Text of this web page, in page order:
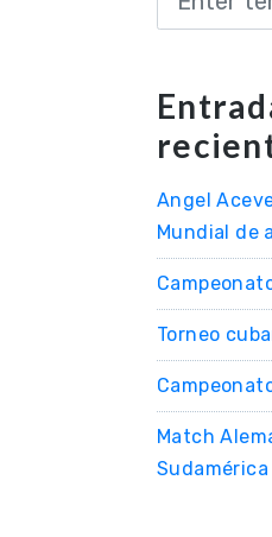
Angel
Mundial de
Torneo
Match
Sudamérica